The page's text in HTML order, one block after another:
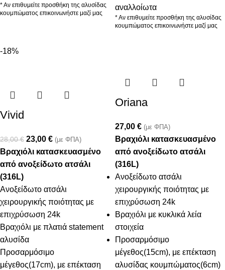
* Αν επιθυμείτε προσθήκη της αλυσίδας
κουμπώματος επικοινωνήστε μαζί μας
αναλλοίωτα
* Αν επιθυμείτε προσθήκη της αλυσίδας
κουμπώματος επικοινωνήστε μαζί μας
-18%
Vivid
28,00€ 23,00 € (με ΦΠΑ)
Βραχιόλι κατασκευασμένο
από ανοξείδωτο ατσάλι
(316L)
Ανοξείδωτο ατσάλι
χειρουργικής ποιότητας με
επιχρύσωση 24k
Βραχιόλι με πλατιά statement
αλυσίδα
Προσαρμόσιμο
μέγεθος(17cm), με επέκταση
Oriana
27,00 € (με ΦΠΑ)
Βραχιόλι κατασκευασμένο
από ανοξείδωτο ατσάλι
(316L)
Ανοξείδωτο ατσάλι
χειρουργικής ποιότητας με
επιχρύσωση 24k
Βραχιόλι με κυκλικά λεία
στοιχεία
Προσαρμόσιμο
μέγεθος(15cm), με επέκταση
αλυσίδας κουμπώματος(6cm)